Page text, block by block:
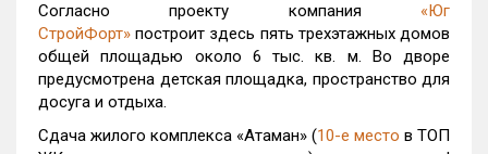
Согласно проекту компания «Юг
СтройФорт» построит здесь пять трехэтажных домов
общей площадью около 6 тыс. кв. м. Во дворе
предусмотрена детская площадка, пространство для
досуга и отдыха.
Сдача жилого комплекса «Атаман» (10-е место в ТОП